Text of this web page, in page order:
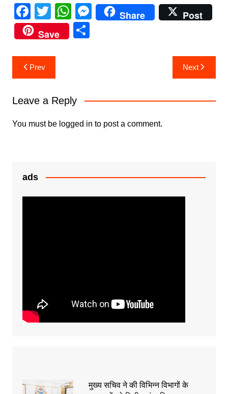
F
a
c
e
b
o
k
T
w
itt
er
W
h
at
p
p
M
e
er
Share
Post
Save
S
Post
navigation
Prev Next
Leave a Reply
You must be logged in to post a comment.
ads
मुख्य सचिव ने की विभिन्न विभागों के